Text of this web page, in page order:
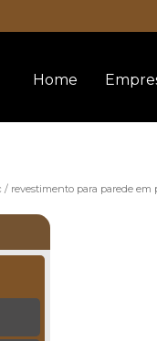
Home
revestimento para parede em